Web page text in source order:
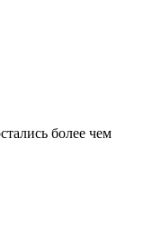
более чем